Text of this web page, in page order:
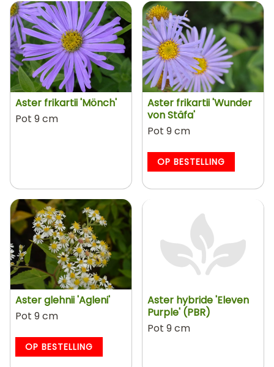
Aster frikartii 'Mönch'
Pot 9 cm
Aster frikartii 'Wunder
von Stäfa'
Pot 9 cm
OP BESTELLING
Aster glehnii 'Agleni'
Pot 9 cm
OP BESTELLING
Aster hybride 'Eleven
Purple' (PBR)
Pot 9 cm